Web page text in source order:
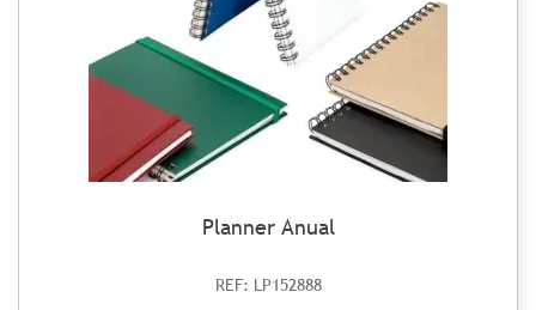
Planner Anual
REF: LP152888